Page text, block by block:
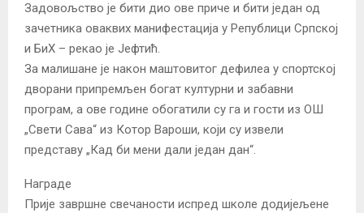
Задовољство је бити дио ове приче и бити један од
зачетника оваквих манифестација у Републици Српској
и БиХ – рекао је Јефтић.
За малишане је након маштовитог дефилеа у спортској
дворани припремљен богат културни и забавни
програм, а ове године обогатили су га и гости из ОШ
„Свети Сава“ из Котор Вароши, који су извели
представу „Кад би мени дали један дан“.
Награде
Прије завршне свечаности испред школе додијељене